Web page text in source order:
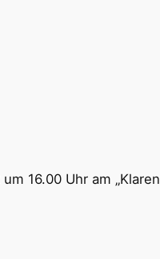
16.00 Uhr am